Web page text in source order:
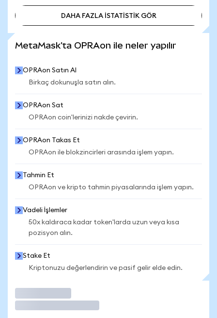
DAHA FAZLA İSTATİSTİK GÖR
MetaMask'ta OPRAon ile neler yapılır
OPRAon Satın Al
Birkaç dokunuşla satın alın.
OPRAon Sat
OPRAon coin'lerinizi nakde çevirin.
OPRAon Takas Et
OPRAon ile blokzincirleri arasında işlem yapın.
Tahmin Et
OPRAon ve kripto tahmin piyasalarında işlem yapın.
Vadeli İşlemler
50x kaldıraca kadar token'larda uzun veya kısa
pozisyon alın.
Stake Et
Kriptonuzu değerlendirin ve pasif gelir elde edin.